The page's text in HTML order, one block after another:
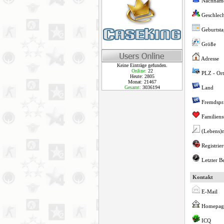
Keine Einträge gefunden.
Online: 22
Heute: 2805
Monat: 21467
Gesamt: 3036194
Größe
Adresse
PLZ - Ort
Land
Letzter
Kontakt
E-Mail
ICQ